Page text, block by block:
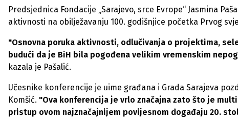
Predsjednica Fondacije „Sarajevo, srce Evrope“ Jasmina
aktivnosti na obilježavanju 100. godišnjice početka Prvog
"Osnovna poruka aktivnosti, odlučivanja o projektima,
budući da je BiH bila pogođena velikim vremenskim
kazala je Pašalić.
Učesnike konferencije je uime građana i Grada Sarajeva
Komšić. "Ova konferencija je vrlo značajna zato što je
pristup ovom najznačajnijem povijesnom događaju 20.